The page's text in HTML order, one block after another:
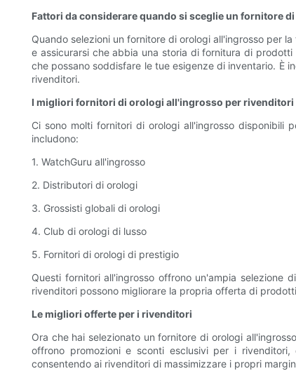
Fattori da considerare quando si sceglie un fornitore
Quando selezioni un fornitore di orologi all'ingrosso per
e assicurarsi che abbia una storia di fornitura di
che possano soddisfare le tue esigenze di inventario. È
rivenditori.
I migliori fornitori di orologi all'ingrosso per rivenditori
Ci sono molti fornitori di orologi all'ingrosso disponibili
includono:
1. WatchGuru all'ingrosso
2. Distributori di orologi
3. Grossisti globali di orologi
4. Club di orologi di lusso
5. Fornitori di orologi di prestigio
Questi fornitori all'ingrosso offrono un'ampia selezione
rivenditori possono migliorare la propria offerta di
Le migliori offerte per i rivenditori
Ora che hai selezionato un fornitore di orologi
offrono promozioni e sconti esclusivi per i
consentendo ai rivenditori di massimizzare i propri